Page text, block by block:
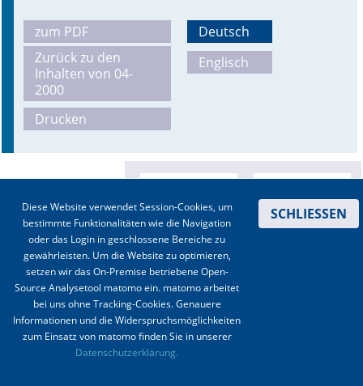
zum PDF
Zurück zu den
Inhalten von 04-
2000
Drucken
Deutsch
Englisch
Impressum Datenschutz
Diese Website verwendet Session-Cookies, um
bestimmte Funktionalitäten wie die Navigation
oder das Login in geschlossene Bereiche zu
gewährleisten. Um die Website zu optimieren,
setzen wir das On-Premise betriebene Open-
Source Analysetool matomo ein. matomo arbeitet
bei uns ohne Tracking-Cookies. Genauere
Informationen und die Widerspruchsmöglichkeiten
zum Einsatz von matomo finden Sie in unserer
Datenschutzerklärung.
SCHLIESSEN